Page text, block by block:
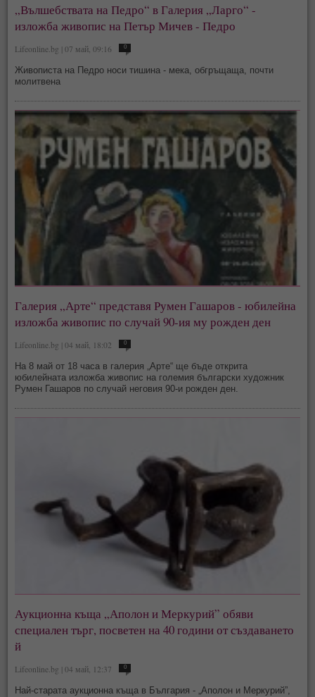
„Вълшебствата на Педро“ в Галерия „Ларго“ -
изложба живопис на Петър Мичев - Педро
Lifeonline.bg | 07 май, 09:16 0
Живописта на Педро носи тишина - мека, обгръщаща, почти
молитвена
Галерия „Арте“ представя Румен Гашаров - юбилейна
изложба живопис по случай 90-ия му рожден ден
Lifeonline.bg | 04 май, 18:02 0
На 8 май от 18 часа в галерия „Арте“ ще бъде открита
юбилейната изложба живопис на големия български художник
Румен Гашаров по случай неговия 90-и рожден ден.
Аукционна къща „Аполон и Меркурий” обяви
специален търг, посветен на 40 години от създаването
й
Lifeonline.bg | 04 май, 12:37 0
Най-старата аукционна къща в България - „Аполон и Меркурий”,